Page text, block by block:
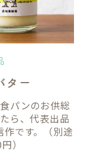
ター
パンのお供総
ら、代表出品
作です。（別途
）